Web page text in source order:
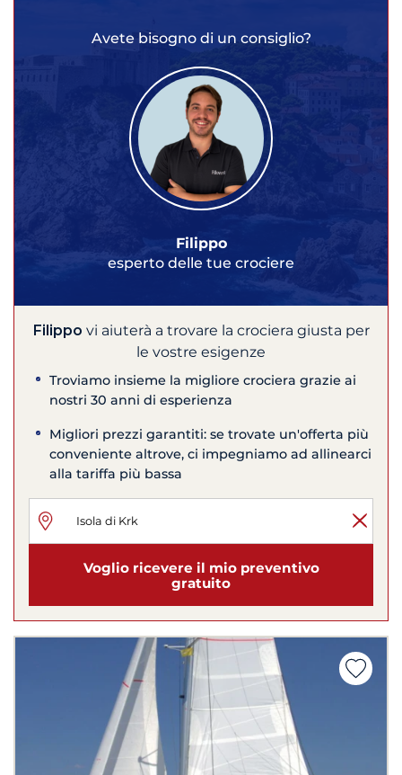
Avete bisogno di un consiglio?
Filippo
esperto delle tue crociere
Filippo vi aiuterà a trovare la crociera giusta per
le vostre esigenze
Troviamo insieme la migliore crociera grazie ai
nostri 30 anni di esperienza
Migliori prezzi garantiti: se trovate un'offerta più
conveniente altrove, ci impegniamo ad allinearci
alla tariffa più bassa
Voglio ricevere il mio preventivo
gratuito